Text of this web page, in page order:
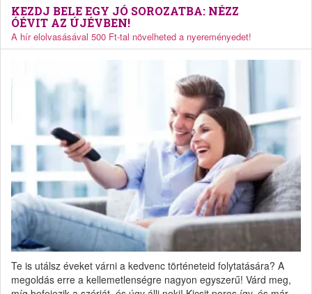
KEZDJ BELE EGY JÓ SOROZATBA: NÉZZ
ÓÉVIT AZ ÚJÉVBEN!
A hír elolvasásával 500 Ft-tal növelheted a nyereményedet!
Te is utálsz éveket várni a kedvenc történeteid folytatására? A
megoldás erre a kellemetlenségre nagyon egyszerű! Várd meg,